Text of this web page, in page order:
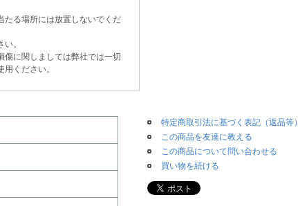
る場所には放置しないでくだ
。
に関しましては弊社では一切
ください。
特定商取引法に基づく表記（返品等）
この商品を友達に教える
この商品について問い合わせる
買い物を続ける